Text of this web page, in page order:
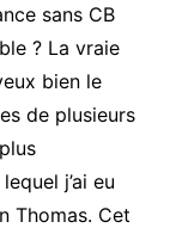
sans CB
? La vraie
bien le
de plusieurs
j’ai eu
Thomas. Cet